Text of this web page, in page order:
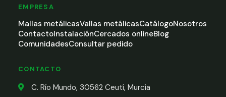
EMPRESA
Mallas metálicasVallas metálicasCatálogoNosotros
ContactoInstalaciónCercados onlineBlog
ComunidadesConsultar pedido
CONTACTO
C. Río Mundo, 30562 Ceutí, Murcia